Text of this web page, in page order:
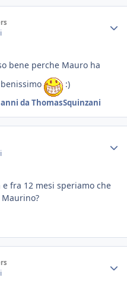
bene perche Mauro ha
:)
da ThomasSquinzani
fra 12 mesi speriamo che